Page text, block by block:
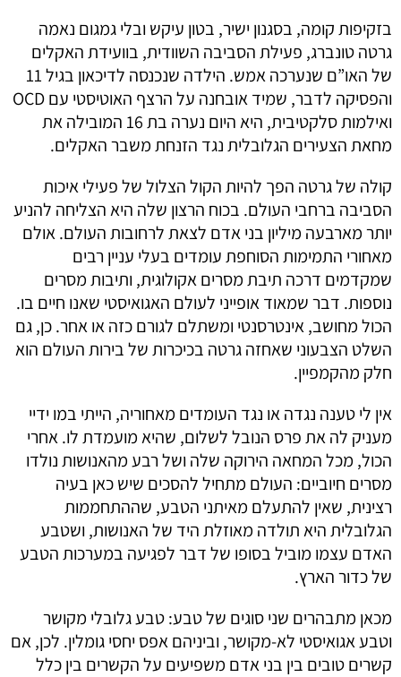
בזקיפות קומה, בסגנון ישיר, בטון עיקש ובלי גמגום נאמה
גרטה טונברג, פעילת הסביבה השוודית, בוועידת האקלים
של האו”ם שנערכה אמש. הילדה שנכנסה לדיכאון בגיל 11
והפסיקה לדבר, שמיד אובחנה על הרצף האוטיסטי עם OCD
ואילמות סלקטיבית, היא היום נערה בת 16 המובילה את
מחאת הצעירים הגלובלית נגד הזנחת משבר האקלים.
קולה של גרטה הפך להיות הקול הצלול של פעילי איכות
הסביבה ברחבי העולם. בכוח הרצון שלה היא הצליחה להניע
יותר מארבעה מיליון בני אדם לצאת לרחובות העולם. אולם
מאחורי התמימות הסוחפת עומדים בעלי עניין רבים
שמקדמים דרכה תיבת מסרים אקולוגית, ותיבות מסרים
נוספות. דבר שמאוד אופייני לעולם האגואיסטי שאנו חיים בו.
הכול מחושב, אינטרסנטי ומשתלם לגורם כזה או אחר. כן, גם
השלט הצבעוני שאחזה גרטה בכיכרות של בירות העולם הוא
חלק מהקמפיין.
אין לי טענה נגדה או נגד העומדים מאחוריה, הייתי במו ידיי
מעניק לה את פרס הנובל לשלום, שהיא מועמדת לו. אחרי
הכול, מכל המחאה הירוקה שלה ושל רבע מהאנושות נולדו
מסרים חיוביים: העולם מתחיל להסכים שיש כאן בעיה
רצינית, שאין להתעלם מאיתני הטבע, שההתחממות
הגלובלית היא תולדה מאוזלת היד של האנושות, ושטבע
האדם עצמו מוביל בסופו של דבר לפגיעה במערכות הטבע
של כדור הארץ.
מכאן מתבהרים שני סוגים של טבע: טבע גלובלי מקושר
וטבע אגואיסטי לא-מקושר, וביניהם אפס יחסי גומלין. לכן, אם
קשרים טובים בין בני אדם משפיעים על הקשרים בין כלל